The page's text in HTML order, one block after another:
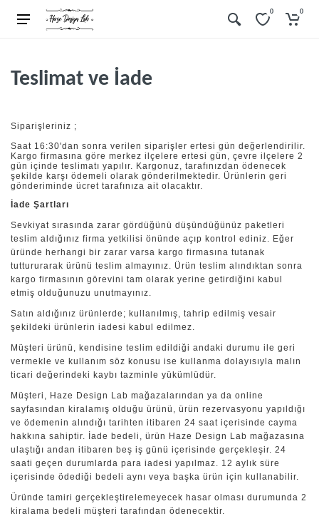
0 0
Teslimat ve İade
Siparişleriniz ;
Saat 16:30'dan sonra verilen siparişler ertesi gün değerlendirilir.
Kargo firmasına göre merkez ilçelere ertesi gün, çevre ilçelere 2
gün içinde teslimatı yapılır. Kargonuz, tarafınızdan ödenecek
şekilde karşı ödemeli olarak gönderilmektedir. Ürünlerin geri
gönderiminde ücret tarafınıza ait olacaktır.
İade Şartları
Sevkiyat sırasında zarar gördüğünü düşündüğünüz paketleri
teslim aldığınız firma yetkilisi önünde açıp kontrol ediniz. Eğer
üründe herhangi bir zarar varsa kargo firmasına tutanak
tuttururarak ürünü teslim almayınız. Ürün teslim alındıktan sonra
kargo firmasının görevini tam olarak yerine getirdiğini kabul
etmiş olduğunuzu unutmayınız.
Satın aldığınız ürünlerde; kullanılmış, tahrip edilmiş vesair
şekildeki ürünlerin iadesi kabul edilmez.
Müşteri ürünü, kendisine teslim edildiği andaki durumu ile geri
vermekle ve kullanım söz konusu ise kullanma dolayısıyla malın
ticari değerindeki kaybı tazminle yükümlüdür.
Müşteri, Haze Design Lab mağazalarından ya da online
sayfasından kiralamış olduğu ürünü, ürün rezervasyonu yapıldığı
ve ödemenin alındığı tarihten itibaren 24 saat içerisinde cayma
hakkına sahiptir. İade bedeli, ürün Haze Design Lab mağazasına
ulaştığı andan itibaren beş iş günü içerisinde gerçekleşir. 24
saati geçen durumlarda para iadesi yapılmaz. 12 aylık süre
içerisinde ödediği bedeli aynı veya başka ürün için kullanabilir.
Üründe tamiri gerçekleştirelemeyecek hasar olması durumunda 2
kiralama bedeli müşteri tarafından ödenecektir.